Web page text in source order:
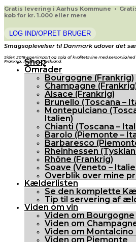
Gratis levering i Aarhus Kommune •
køb for kr. 1.000 eller mere
LOG IND/OPRET BRUGER
Smagsoplevelser til Danmark udover det
Siden 2018 egenimport og salg af kvalitetsvine med
Frankrig, Italien og Tyskland.
Shop
Områder
Bourgogne (Frankrig)
Champagne
Alsace (Frankrig)
Brunello (Toscana –
Montepulciano
Italien)
Chianti (Toscana –
Barolo (Piemonte –
Barbaresco
Rheinhessen
Rhône (Frankrig)
Soave (Veneto –
Overblik over mine
Kælderlisten
Se den komplette
Tip til servering af
Viden om vin
Viden om Bourgogne
Viden om
Viden om Montalcino
Viden om Piemonte